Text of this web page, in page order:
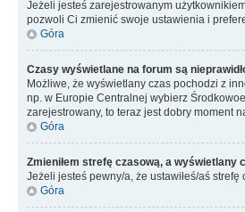
Jeżeli jesteś zarejestrowanym
pozwoli Ci zmienić swoje ustawienia i
Góra
Czasy wyświetlane na forum są
Możliwe, że wyświetlany czas pochodzi z
np. w Europie Centralnej wybierz
zarejestrowany, to teraz jest dobry moment
Góra
Zmieniłem strefę czasową, a wyświetlany
Jeżeli jesteś pewny/a, że ustawiłeś/aś
Góra